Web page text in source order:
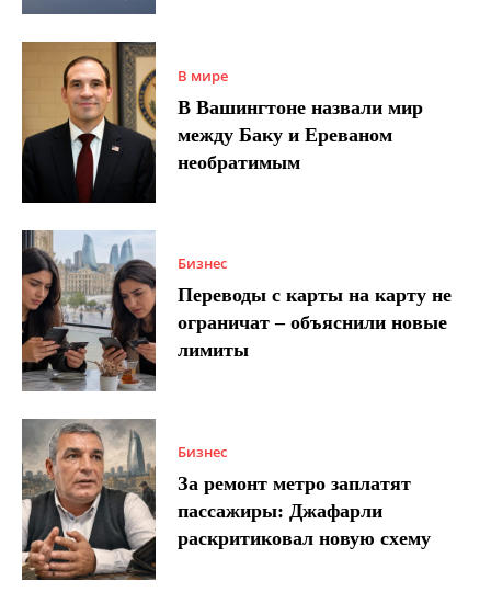
В мире
В Вашингтоне назвали мир
между Баку и Ереваном
необратимым
Бизнес
Переводы с карты на карту не
ограничат – объяснили новые
лимиты
Бизнес
За ремонт метро заплатят
пассажиры: Джафарли
раскритиковал новую схему